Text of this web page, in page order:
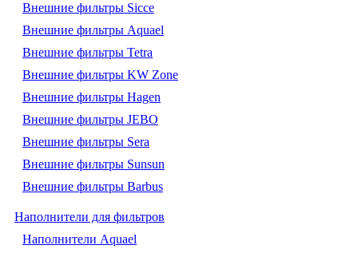
Внешние фильтры Sicce
Внешние фильтры Aquael
Внешние фильтры Tetra
Внешние фильтры KW Zone
Внешние фильтры Hagen
Внешние фильтры JEBO
Внешние фильтры Sera
Внешние фильтры Sunsun
Внешние фильтры Barbus
Наполнители для фильтров
Наполнители Aquael